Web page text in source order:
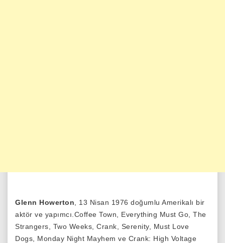
Glenn Howerton , 13 Nisan 1976 doğumlu Amerikalı bir
aktör ve yapımcı.Coffee Town, Everything Must Go, The
Strangers, Two Weeks, Crank, Serenity, Must Love
Dogs, Monday Night Mayhem ve Crank: High Voltage